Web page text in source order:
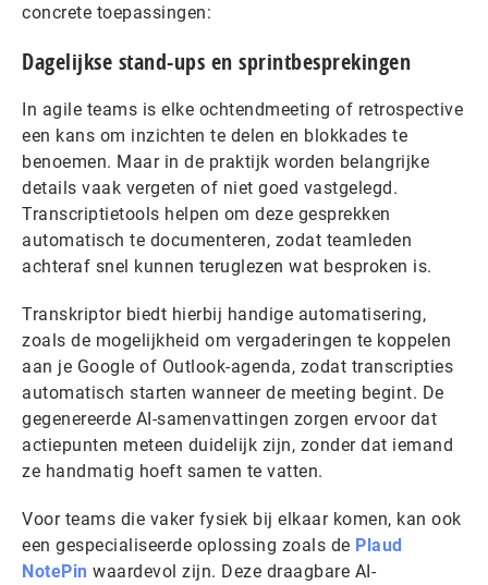
concrete toepassingen:
Dagelijkse stand-ups en sprintbesprekingen
In agile teams is elke ochtendmeeting of retrospective
een kans om inzichten te delen en blokkades te
benoemen. Maar in de praktijk worden belangrijke
details vaak vergeten of niet goed vastgelegd.
Transcriptietools helpen om deze gesprekken
automatisch te documenteren, zodat teamleden
achteraf snel kunnen teruglezen wat besproken is.
Transkriptor biedt hierbij handige automatisering,
zoals de mogelijkheid om vergaderingen te koppelen
aan je Google of Outlook-agenda, zodat transcripties
automatisch starten wanneer de meeting begint. De
gegenereerde AI-samenvattingen zorgen ervoor dat
actiepunten meteen duidelijk zijn, zonder dat iemand
ze handmatig hoeft samen te vatten.
Voor teams die vaker fysiek bij elkaar komen, kan ook
een gespecialiseerde oplossing zoals de Plaud
NotePin waardevol zijn. Deze draagbare AI-